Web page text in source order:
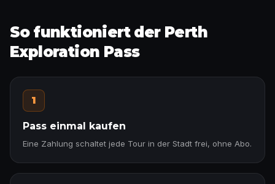
So funktioniert der Perth
Exploration Pass
1
Pass einmal kaufen
Eine Zahlung schaltet jede Tour in der Stadt frei, ohne Abo.